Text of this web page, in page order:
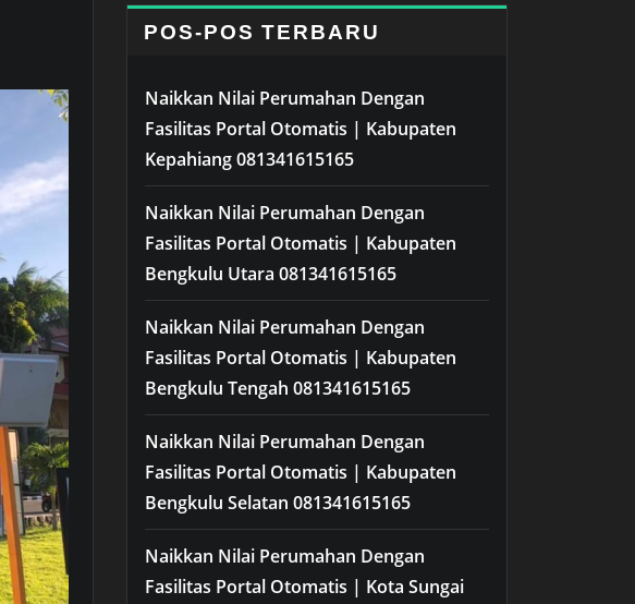
POS-POS TERBARU
Naikkan Nilai Perumahan Dengan
Fasilitas Portal Otomatis | Kabupaten
Kepahiang 081341615165
Naikkan Nilai Perumahan Dengan
Fasilitas Portal Otomatis | Kabupaten
Bengkulu Utara 081341615165
Naikkan Nilai Perumahan Dengan
Fasilitas Portal Otomatis | Kabupaten
Bengkulu Tengah 081341615165
Naikkan Nilai Perumahan Dengan
Fasilitas Portal Otomatis | Kabupaten
Bengkulu Selatan 081341615165
Naikkan Nilai Perumahan Dengan
Fasilitas Portal Otomatis | Kota Sungai